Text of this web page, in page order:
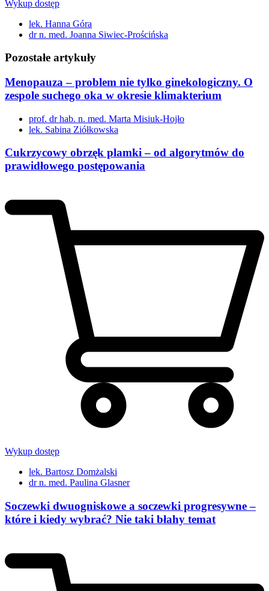
Wykup dostęp
lek. Hanna Góra
dr n. med. Joanna Siwiec-Prościńska
Pozostałe artykuły
Menopauza – problem nie tylko ginekologiczny. O
zespole suchego oka w okresie klimakterium
prof. dr hab. n. med. Marta Misiuk-Hojło
lek. Sabina Ziółkowska
Cukrzycowy obrzęk plamki – od algorytmów do
prawidłowego postępowania
Wykup dostęp
lek. Bartosz Domżalski
dr n. med. Paulina Glasner
Soczewki dwuogniskowe a soczewki progresywne –
które i kiedy wybrać? Nie taki błahy temat